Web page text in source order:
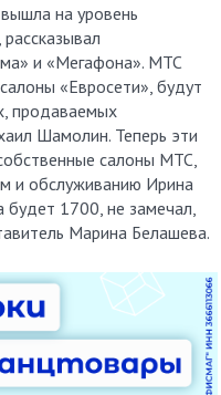
на уровень
и «Мегафона». МТС
«Евросети», будут
продаваемых
Шамолин. Теперь эти
салоны МТС,
и обслуживанию Ирина
1700, не замечал,
Марина Белашева.